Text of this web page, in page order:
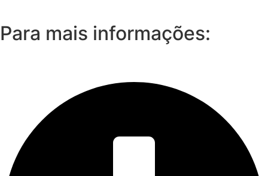
Para mais informações: